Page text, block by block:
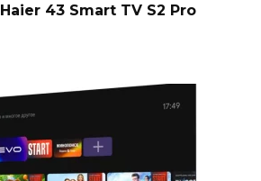
43 Smart TV S2 Pro